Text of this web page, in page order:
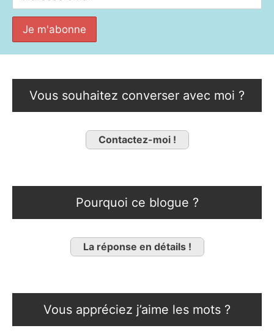
Vous souhaitez converser avec moi ?
Contactez-moi !
Pourquoi ce blogue ?
La réponse en détails !
Vous appréciez j’aime les mots ?